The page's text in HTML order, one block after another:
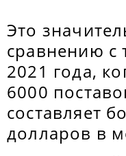
Это
сравнению с
2021 года,
6000
составляет
долларов в